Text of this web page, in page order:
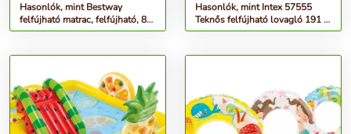
Hasonlók, mint Bestway
felfújható matrac, felfújható, 81
cm x 63 cm x 46 cm, többszínű
Hasonlók, mint Intex 57555
Teknős felfújható lovagló 191 x
170 cm